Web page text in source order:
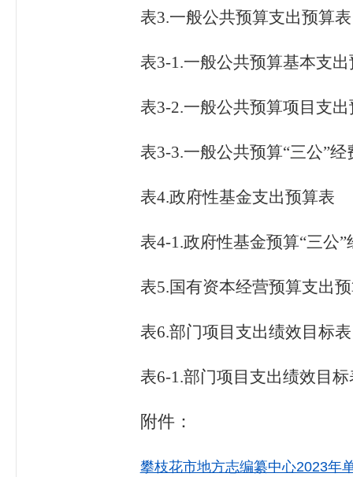
表3.一般公共预算支出预算表
表3-1.一般公共预算基本支
表3-2.一般公共预算项目支
表3-3.一般公共预算“三公”经
表4.政府性基金支出预算表
表4-1.政府性基金预算“三公”
表5.国有资本经营预算支出
表6.部门项目支出绩效目标表
表6-1.部门项目支出绩效目标
附件：
攀枝花市地方志编纂中心2023年